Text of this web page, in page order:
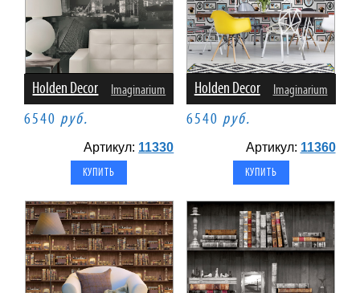
Holden Decor Imaginarium
6540 руб.
Артикул: 11330
Holden Decor Imaginarium
6540 руб.
Артикул: 11360